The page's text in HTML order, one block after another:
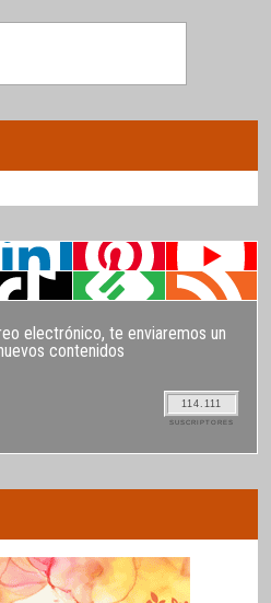
electrónico, te enviaremos un
contenidos
114.111
SUSCRIPTORES